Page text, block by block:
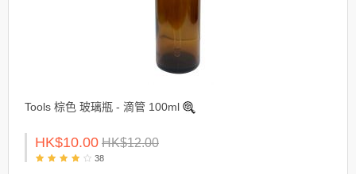
Tools 棕色 玻璃瓶 - 滴管 100ml
HK$10.00 HK$12.00
38